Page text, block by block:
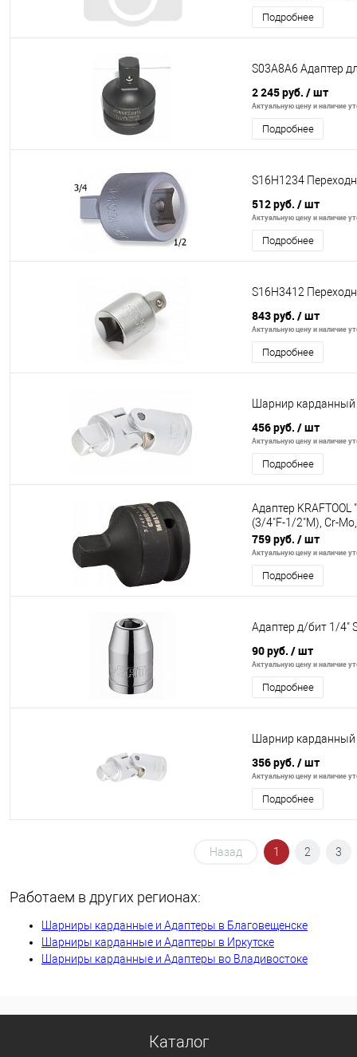
Подробнее
S03A8A6 Адаптер
2 245 руб. / шт
Актуальную цену и наличие
Подробнее
S16H1234
512 руб. / шт
Актуальную цену и наличие
Подробнее
S16H3412
843 руб. / шт
Актуальную цену и наличие
Подробнее
Шарнир карданный
456 руб. / шт
Актуальную цену и наличие
Подробнее
Адаптер
(3/4"F-1/2"M), Cr-
759 руб. / шт
Актуальную цену и наличие
Подробнее
Адаптер д/бит 1/4"
90 руб. / шт
Актуальную цену и наличие
Подробнее
Шарнир карданный
356 руб. / шт
Актуальную цену и наличие
Подробнее
Назад 1 2 3
Работаем в других регионах:
Шарниры карданные и Адаптеры в Благовещенске
Шарниры карданные и Адаптеры в Иркутске
Шарниры карданные и Адаптеры во Владивостоке
Каталог